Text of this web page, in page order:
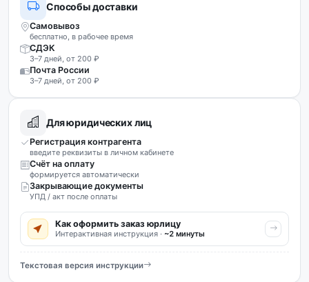
Способы доставки
Самовывоз
бесплатно, в рабочее время
СДЭК
3–7 дней, от 200 ₽
Почта России
3–7 дней, от 200 ₽
Для юридических лиц
Регистрация контрагента
введите реквизиты в личном кабинете
Счёт на оплату
формируется автоматически
Закрывающие документы
УПД / акт после оплаты
Как оформить заказ юрлицу
Интерактивная инструкция · ~2 минуты
Текстовая версия инструкции